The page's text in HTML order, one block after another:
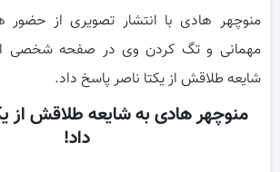
منوچهر هادی با انتشار تصویری از
مهمانی و تگ کردن وی در صفحه شخصی
شایعه طلاقش از یکتا ناصر پاسخ داد.
منوچهر هادی به شایعه طلاقش از
داد!